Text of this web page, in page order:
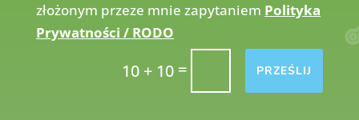
złożonym przeze mnie zapytaniem Polityka
Prywatności / RODO
10 + 10 = PRZEŚLIJ